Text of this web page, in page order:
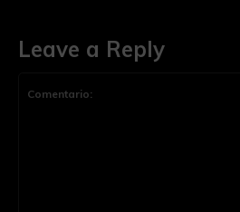
Leave a Reply